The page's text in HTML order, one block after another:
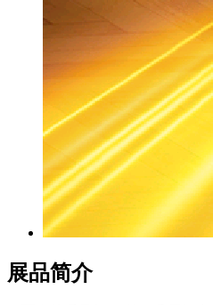
展品简介